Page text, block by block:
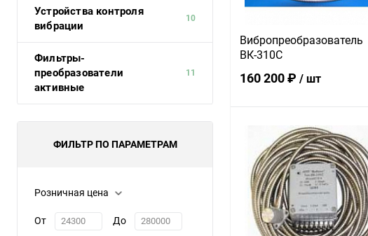
Устройства контроля
вибрации
10
Фильтры-
преобразователи
активные
11
ФИЛЬТР ПО ПАРАМЕТРАМ
Розничная цена
От До
Вибропреобразователь
ВК-310С
160 200 ₽ / шт
В корзину
Купить в 1 клик
В избранное В